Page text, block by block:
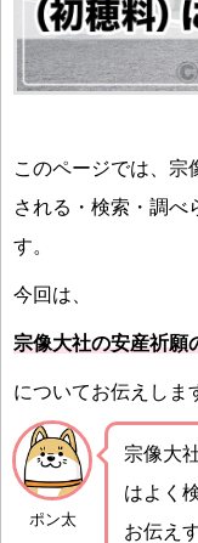
このページでは、宗
される・検索・調べ
す。
今回は、
宗像大社の安産祈願
についてお伝えしま
ポン太
宗像大
はよく
お伝え